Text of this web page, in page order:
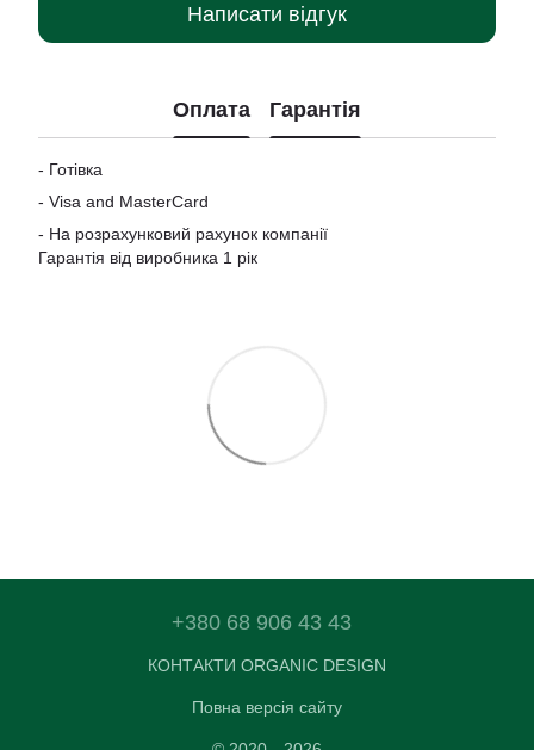
Написати відгук
Оплата Гарантія
- Готівка
- Visa and MasterCard
- На розрахунковий рахунок компанії
Гарантія від виробника 1 рік
+380 68 906 43 43
КОНТАКТИ ORGANIC DESIGN
Повна версія сайту